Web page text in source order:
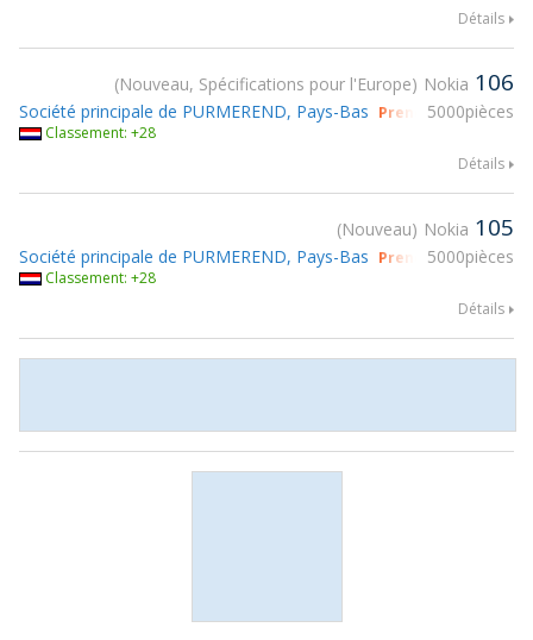
Détails
Nouveau, Spécifications pour l'Europe Nokia 106
5000pièces
Société principale de PURMEREND, Pays-Bas Prendre part à
Classement: +28
Détails
Nouveau Nokia 105
5000pièces
Société principale de PURMEREND, Pays-Bas Prendre part à
Classement: +28
Détails